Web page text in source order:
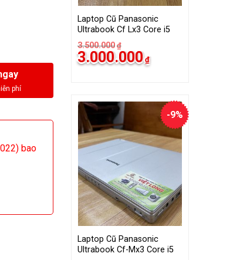
Laptop Cũ Panasonic
Ultrabook Cf Lx3 Core i5
3.500.000 ₫
Giá
gốc
3.000.000 ₫hiện
tại
-9%
Laptop Cũ Panasonic
Ultrabook Cf-Mx3 Core i5
bao